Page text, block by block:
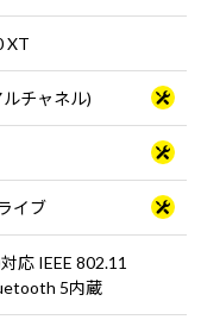
XT
チャネル)
イブ
応 IEEE 802.11
5内蔵